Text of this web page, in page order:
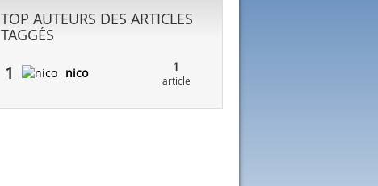
TOP AUTEURS DES ARTICLES
TAGGÉS
1 nico 1
article